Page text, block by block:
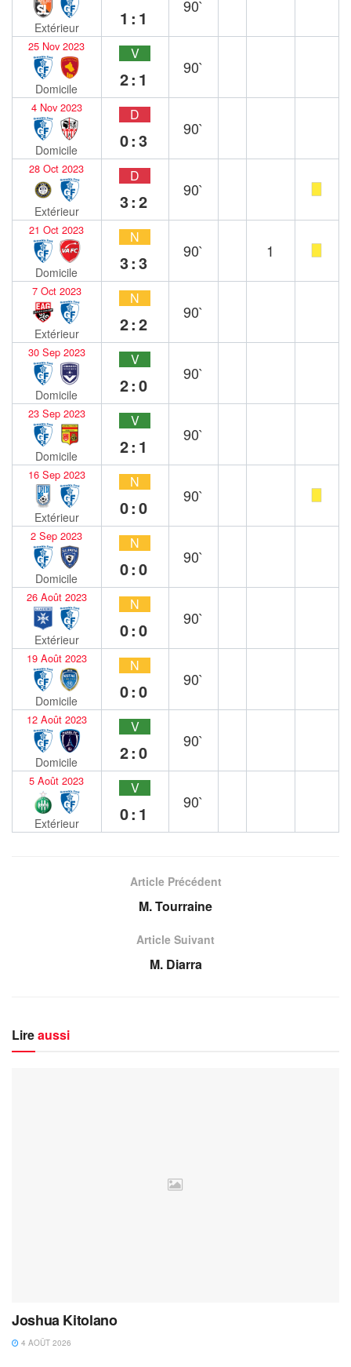
Extérieur 1:1
90`
25 Nov 2023
Domicile
V
2:1
90`
4 Nov 2023
Domicile
D
0:3
90`
28 Oct 2023
Extérieur
D
3:2
90`
21 Oct 2023
Domicile
N
3:3
90` 1
7 Oct 2023
Extérieur
N
2:2
90`
30 Sep 2023
Domicile
V
2:0
90`
23 Sep 2023
Domicile
V
2:1
90`
16 Sep 2023
Extérieur
N
0:0
90`
2 Sep 2023
Domicile
N
0:0
90`
26 Août 2023
Extérieur
N
0:0
90`
19 Août 2023
Domicile
N
0:0
90`
12 Août 2023
Domicile
V
2:0
90`
5 Août 2023
Extérieur
V
0:1
90`
Article Précédent
M. Tourraine
Article Suivant
M. Diarra
Lireaussi
Joshua Kitolano
4 AOÛT 2026